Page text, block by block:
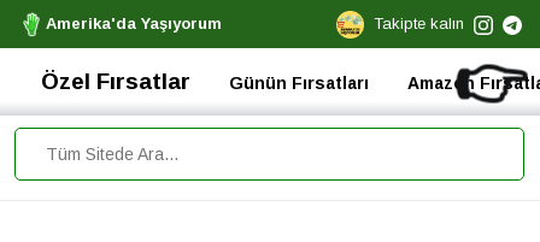
Amerika'da Yaşıyorum Takipte kalın
👉
Özel Fırsatlar Günün Fırsatları Amazon